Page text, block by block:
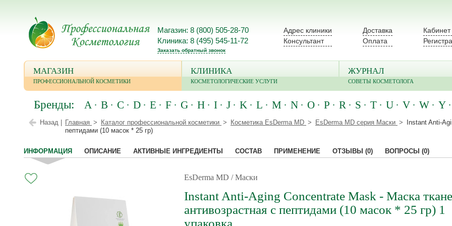
Магазин: 8 (800) 505-28-70
Клиника: 8 (495) 545-11-72
Заказать обратный звонок
Адрес клиники
Консультант
Доставка
Оплата
Кабинет
МАГАЗИН
ПРОФЕССИОНАЛЬНОЙ КОСМЕТИКИ
КЛИНИКА
КОСМЕТОЛОГИЧЕСКИЕ УСЛУГИ
ЖУРНАЛ
СОВЕТЫ КОСМЕТОЛОГА
Бренды: A B C D E F G H I J K L M N O P R S T U V W Y
Назад | Главная Каталог профессиональной косметики Косметика EsDerma MD EsDerma MD серия Маски
Instant Anti-
пептидами (10 масок * 25 гр)
ИНФОРМАЦИЯ ОПИСАНИЕ АКТИВНЫЕ ИНГРЕДИЕНТЫ СОСТАВ ПРИМЕНЕНИЕ ОТЗЫВЫ (0) ВОПРОСЫ (0)
EsDerma MD / Маски
Instant Anti-Aging Concentrate Mask - Маска
антивозрастная с пептидами (10 масок * 25 гр) 1
упаковка